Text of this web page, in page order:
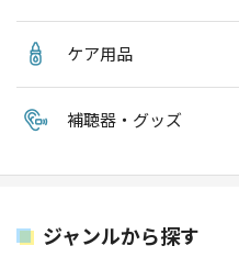
ケア用品
補聴器・グッズ
ジャンルから探す